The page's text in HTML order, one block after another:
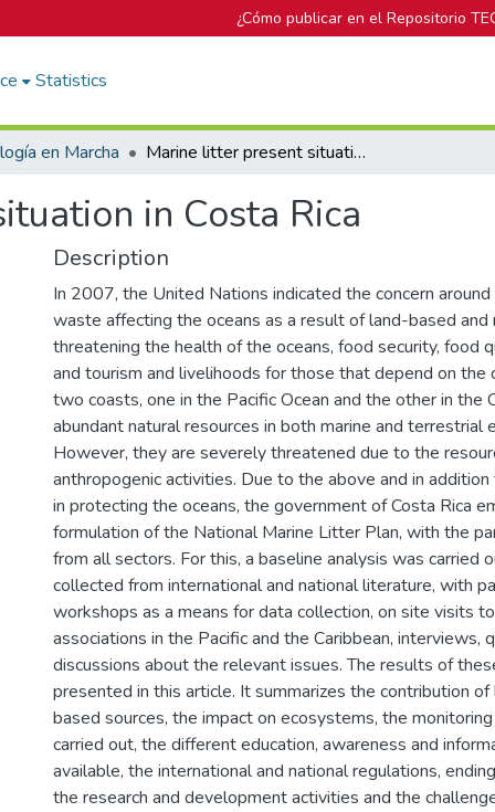
¿Cómo publicar en el Repositorio
Statistics
en Marcha Marine litter present situation in Costa Rica
in Costa Rica
Description
In 2007, the United Nations indicated the concern
waste affecting the oceans as a result of land-based and
threatening the health of the oceans, food security, food
and tourism and livelihoods for those that depend on the
two coasts, one in the Pacific Ocean and the other in the
abundant natural resources in both marine and terrestrial
However, they are severely threatened due to the
anthropogenic activities. Due to the above and in
in protecting the oceans, the government of Costa Rica
formulation of the National Marine Litter Plan, with the
from all sectors. For this, a baseline analysis was carried
collected from international and national literature, with
workshops as a means for data collection, on site visits to
associations in the Pacific and the Caribbean, interviews,
discussions about the relevant issues. The results of
presented in this article. It summarizes the contribution of
based sources, the impact on ecosystems, the
carried out, the different education, awareness and
available, the international and national regulations,
the research and development activities and the